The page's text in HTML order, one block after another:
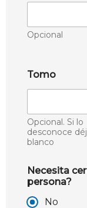
Opcional
Tomo
Opcional. Si lo
desconoce
blanco
Necesita
persona?
No